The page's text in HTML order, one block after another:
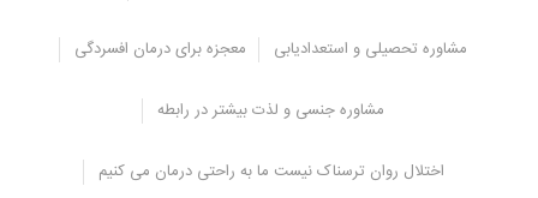
مشاوره تحصیلی و استعدادیابی معجزه برای درمان افسردگی
مشاوره جنسی و لذت بیشتر در رابطه
اختلال روان ترسناک نیست ما به راحتی درمان می کنیم
او به وجود می آید و خطر دیگر مصرف مواد مخدر این است که فرد تحت
تاثیر مواد مخدر اقدام به رفتار های پر خطر جنسی می کند.
احتمال دارد بعد از این که فرد مواد مخدر مصرف کرد قربانی سوء استفاده
جنسی شود و یا به فرد دیگری تجاوز کند، بعضی از مواد مخدر باعث توهم
زایی می شوند و باعث می شوند تا فرد برای خود یا دیگران حوادث مرگبار
و خطرناکی را رقم بزند.